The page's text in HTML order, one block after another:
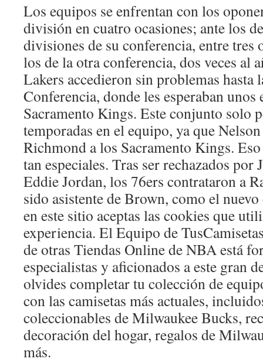
Los equipos se enfrentan con los
división en cuatro ocasiones; ante los
divisiones de su conferencia, entre tres
los de la otra conferencia, dos veces al
Lakers accedieron sin problemas hasta
Conferencia, donde les esperaban unos
Sacramento Kings. Este conjunto solo
temporadas en el equipo, ya que
Richmond a los Sacramento Kings.
tan especiales. Tras ser rechazados por
Eddie Jordan, los 76ers contrataron a
sido asistente de Brown, como el
en este sitio aceptas las cookies que
experiencia. El Equipo de
de otras Tiendas Online de NBA está
especialistas y aficionados a este gran
olvides completar tu colección de
con las camisetas más actuales,
coleccionables de Milwaukee Bucks,
decoración del hogar, regalos de
más.